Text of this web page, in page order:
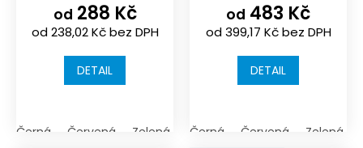
1000x250x30/40/50
mm
od 238,02 Kč bez DPH
od 288 Kč
DETAIL
Černá Červená Zelená
černá nebo
probarvenost
10%
od 399,17 Kč bez DPH
od 483 Kč
DETAIL
Černá Červená Zelená